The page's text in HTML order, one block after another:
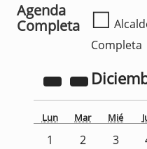
Agenda
Completa
☐
Completa
Lun Mar Mié
1 2 3